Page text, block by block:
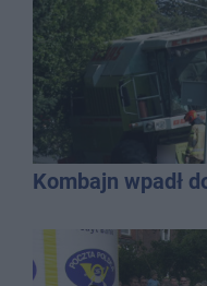
Kombajn wpadł